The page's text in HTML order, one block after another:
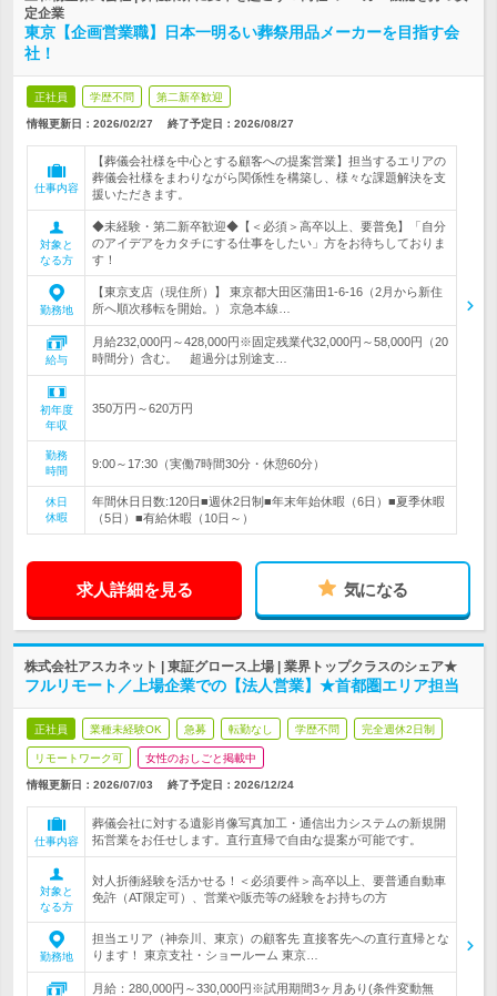
定企業
東京【企画営業職】日本一明るい葬祭用品メーカーを目指す会
社！
正社員 学歴不問 第二新卒歓迎
情報更新日：2026/02/27 終了予定日： 2026/08/27
仕事内容
【葬儀会社様を中心とする顧客への提案営業】担当するエリアの
葬儀会社様をまわりながら関係性を構築し、様々な課題解決を支
援いただきます。
対象と
なる方
◆未経験・第二新卒歓迎◆【＜必須＞高卒以上、要普免】「自分
のアイデアをカタチにする仕事をしたい」方をお待ちしておりま
す！
勤務地
【東京支店（現住所）】 東京都大田区蒲田1-6-16（2月から新住
所へ順次移転を開始。） 京急本線…
給与
月給232,000円～428,000円※固定残業代32,000円～58,000円（20
時間分）含む。 超過分は別途支…
初年度
年収
350万円～620万円
勤務
時間
9:00～17:30（実働7時間30分・休憩60分）
休日
休暇
年間休日日数:120日■週休2日制■年末年始休暇（6日）■夏季休暇
（5日）■有給休暇（10日～）
求人詳細を見る 気になる
株式会社アスカネット | 東証グロース上場 | 業界トップクラスのシェア★
フルリモート／上場企業での【法人営業】★首都圏エリア担当
正社員 業種未経験OK 急募 転勤なし 学歴不問 完全週休2日制
リモートワーク可 女性のおしごと掲載中
情報更新日：2026/07/03 終了予定日： 2026/12/24
仕事内容
葬儀会社に対する遺影肖像写真加工・通信出力システムの新規開
拓営業をお任せします。直行直帰で自由な提案が可能です。
対象と
なる方
対人折衝経験を活かせる！＜必須要件＞高卒以上、要普通自動車
免許（AT限定可）、営業や販売等の経験をお持ちの方
勤務地
担当エリア（神奈川、東京）の顧客先 直接客先への直行直帰とな
ります！ 東京支社・ショールーム 東京…
月給：280,000円～330,000円※試用期間3ヶ月あり(条件変動無